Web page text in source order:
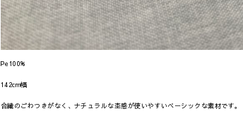
Pe100%
142cm幅
合繊のごわつきがなく、ナチュラルな杢感が使いやすいベーシックな素材です。